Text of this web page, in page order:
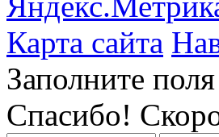
Карта сайта
Заполните поля
Спасибо!